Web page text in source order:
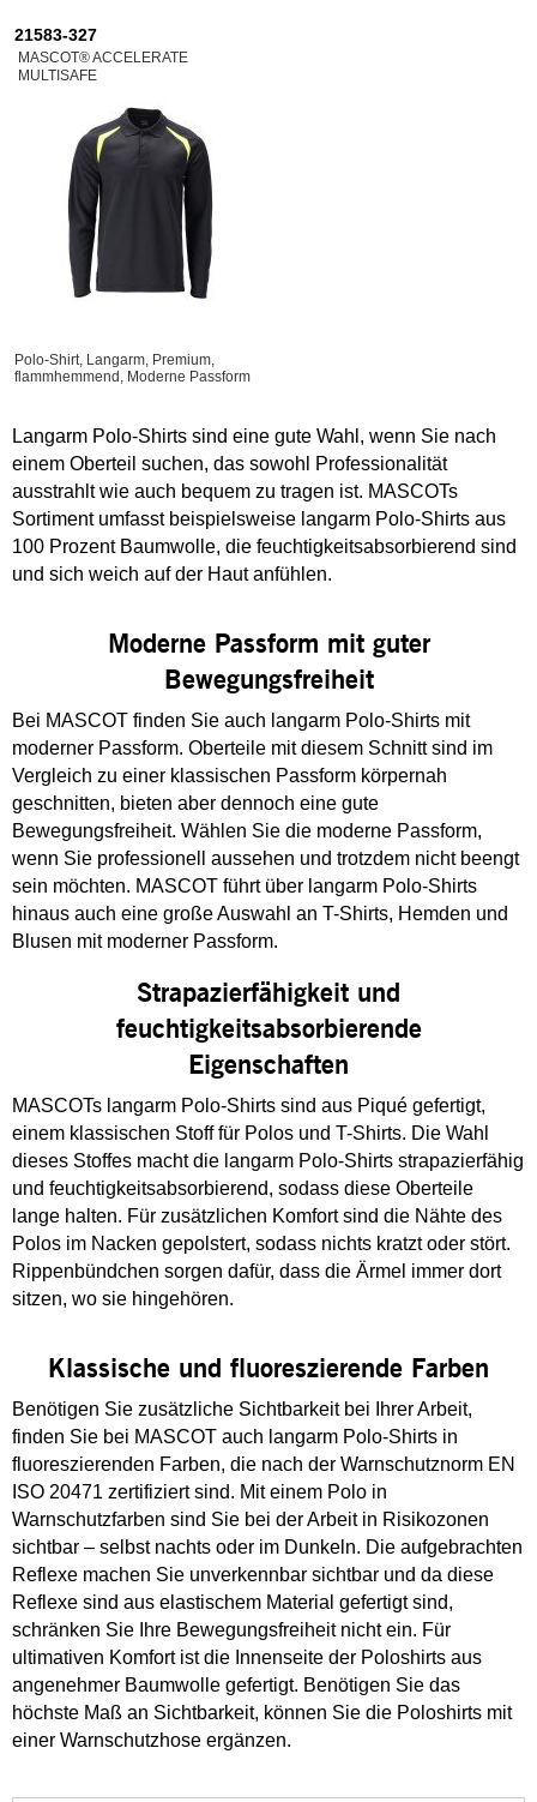
21583-327
MASCOT® ACCELERATE
MULTISAFE
Polo-Shirt, Langarm, Premium,
flammhemmend, Moderne Passform
Langarm Polo-Shirts sind eine gute Wahl, wenn Sie nach
einem Oberteil suchen, das sowohl Professionalität
ausstrahlt wie auch bequem zu tragen ist. MASCOTs
Sortiment umfasst beispielsweise langarm Polo-Shirts aus
100 Prozent Baumwolle, die feuchtigkeitsabsorbierend sind
und sich weich auf der Haut anfühlen.
Moderne Passform mit guter
Bewegungsfreiheit
Bei MASCOT finden Sie auch langarm Polo-Shirts mit
moderner Passform. Oberteile mit diesem Schnitt sind im
Vergleich zu einer klassischen Passform körpernah
geschnitten, bieten aber dennoch eine gute
Bewegungsfreiheit. Wählen Sie die moderne Passform,
wenn Sie professionell aussehen und trotzdem nicht beengt
sein möchten. MASCOT führt über langarm Polo-Shirts
hinaus auch eine große Auswahl an T-Shirts, Hemden und
Blusen mit moderner Passform.
Strapazierfähigkeit und
feuchtigkeitsabsorbierende
Eigenschaften
MASCOTs langarm Polo-Shirts sind aus Piqué gefertigt,
einem klassischen Stoff für Polos und T-Shirts. Die Wahl
dieses Stoffes macht die langarm Polo-Shirts strapazierfähig
und feuchtigkeitsabsorbierend, sodass diese Oberteile
lange halten. Für zusätzlichen Komfort sind die Nähte des
Polos im Nacken gepolstert, sodass nichts kratzt oder stört.
Rippenbündchen sorgen dafür, dass die Ärmel immer dort
sitzen, wo sie hingehören.
Klassische und fluoreszierende Farben
Benötigen Sie zusätzliche Sichtbarkeit bei Ihrer Arbeit,
finden Sie bei MASCOT auch langarm Polo-Shirts in
fluoreszierenden Farben, die nach der Warnschutznorm EN
ISO 20471 zertifiziert sind. Mit einem Polo in
Warnschutzfarben sind Sie bei der Arbeit in Risikozonen
sichtbar – selbst nachts oder im Dunkeln. Die aufgebrachten
Reflexe machen Sie unverkennbar sichtbar und da diese
Reflexe sind aus elastischem Material gefertigt sind,
schränken Sie Ihre Bewegungsfreiheit nicht ein. Für
ultimativen Komfort ist die Innenseite der Poloshirts aus
angenehmer Baumwolle gefertigt. Benötigen Sie das
höchste Maß an Sichtbarkeit, können Sie die Poloshirts mit
einer Warnschutzhose ergänzen.